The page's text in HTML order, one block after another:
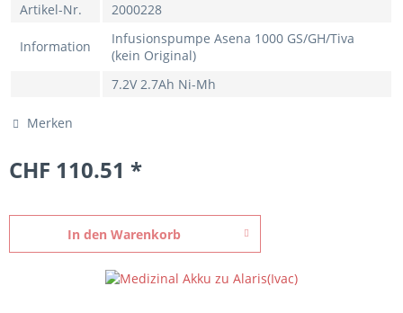
Artikel-Nr.
2000228
Information
Infusionspumpe Asena 1000 GS/GH/Tiva
(kein Original)
7.2V 2.7Ah Ni-Mh
Merken
CHF 110.51 *
In den Warenkorb